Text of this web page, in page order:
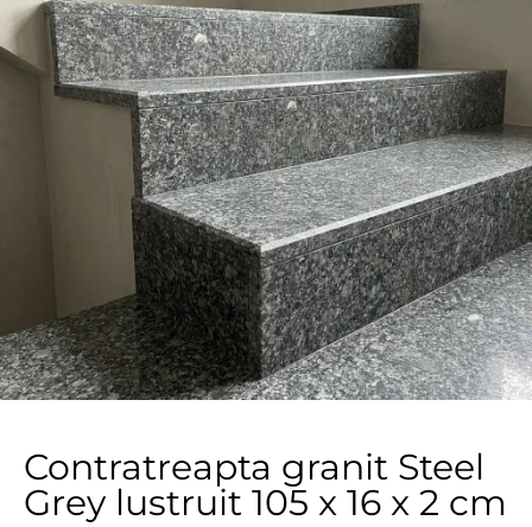
Contratreapta granit Steel
Grey lustruit 105 x 16 x 2 cm